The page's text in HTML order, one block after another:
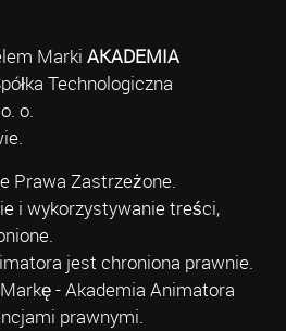
Marki AKADEMIA
Technologiczna
o.
Prawa Zastrzeżone.
i wykorzystywanie treści,
jest chroniona prawnie.
- Akademia Animatora
prawnymi.